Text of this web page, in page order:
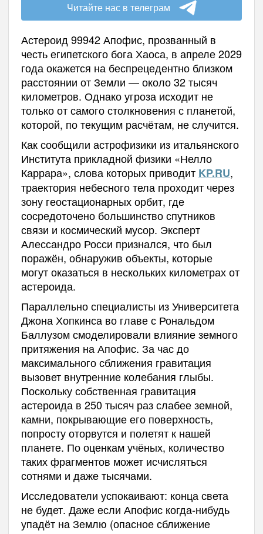
Читайте нас в телеграм
Астероид 99942 Апофис, прозванный в
честь египетского бога Хаоса, в апреле 2029
года окажется на беспрецедентно близком
расстоянии от Земли — около 32 тысяч
километров. Однако угроза исходит не
только от самого столкновения с планетой,
которой, по текущим расчётам, не случится.
Как сообщили астрофизики из итальянского
Института прикладной физики «Нелло
Каррара», слова которых приводит KP.RU,
траектория небесного тела проходит через
зону геостационарных орбит, где
сосредоточено большинство спутников
связи и космический мусор. Эксперт
Алессандро Росси признался, что был
поражён, обнаружив объекты, которые
могут оказаться в нескольких километрах от
астероида.
Параллельно специалисты из Университета
Джона Хопкинса во главе с Рональдом
Баллузом смоделировали влияние земного
притяжения на Апофис. За час до
максимального сближения гравитация
вызовет внутренние колебания глыбы.
Поскольку собственная гравитация
астероида в 250 тысяч раз слабее земной,
камни, покрывающие его поверхность,
попросту оторвутся и полетят к нашей
планете. По оценкам учёных, количество
таких фрагментов может исчисляться
сотнями и даже тысячами.
Исследователи успокаивают: конца света
не будет. Даже если Апофис когда-нибудь
упадёт на Землю (опасное сближение